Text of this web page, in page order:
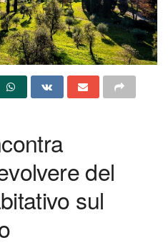
del
sul